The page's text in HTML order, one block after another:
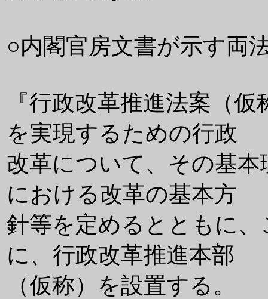
○内閣官房文書が示す両
『行政改革推進法案（
を実現するための行政
改革について、その基
における改革の基本方
針等を定めるとともに
に、行政改革推進本部
（仮称）を設置する。